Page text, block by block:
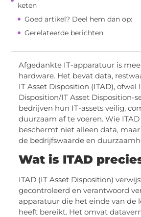
keten
Goed artikel? Deel hem dan op:
Gerelateerde berichten:
Afgedankte IT-apparatuur is
hardware. Het bevat data,
IT Asset Disposition (ITAD), ofwel
Disposition/IT Asset Disposition-
bedrijven hun IT-assets veilig,
duurzaam af te voeren. Wie ITAD
beschermt niet alleen data,
de bedrijfswaarde en
Wat is ITAD
ITAD (IT Asset Disposition)
gecontroleerd en verantwoord
apparatuur die het einde van de
heeft bereikt. Het omvat